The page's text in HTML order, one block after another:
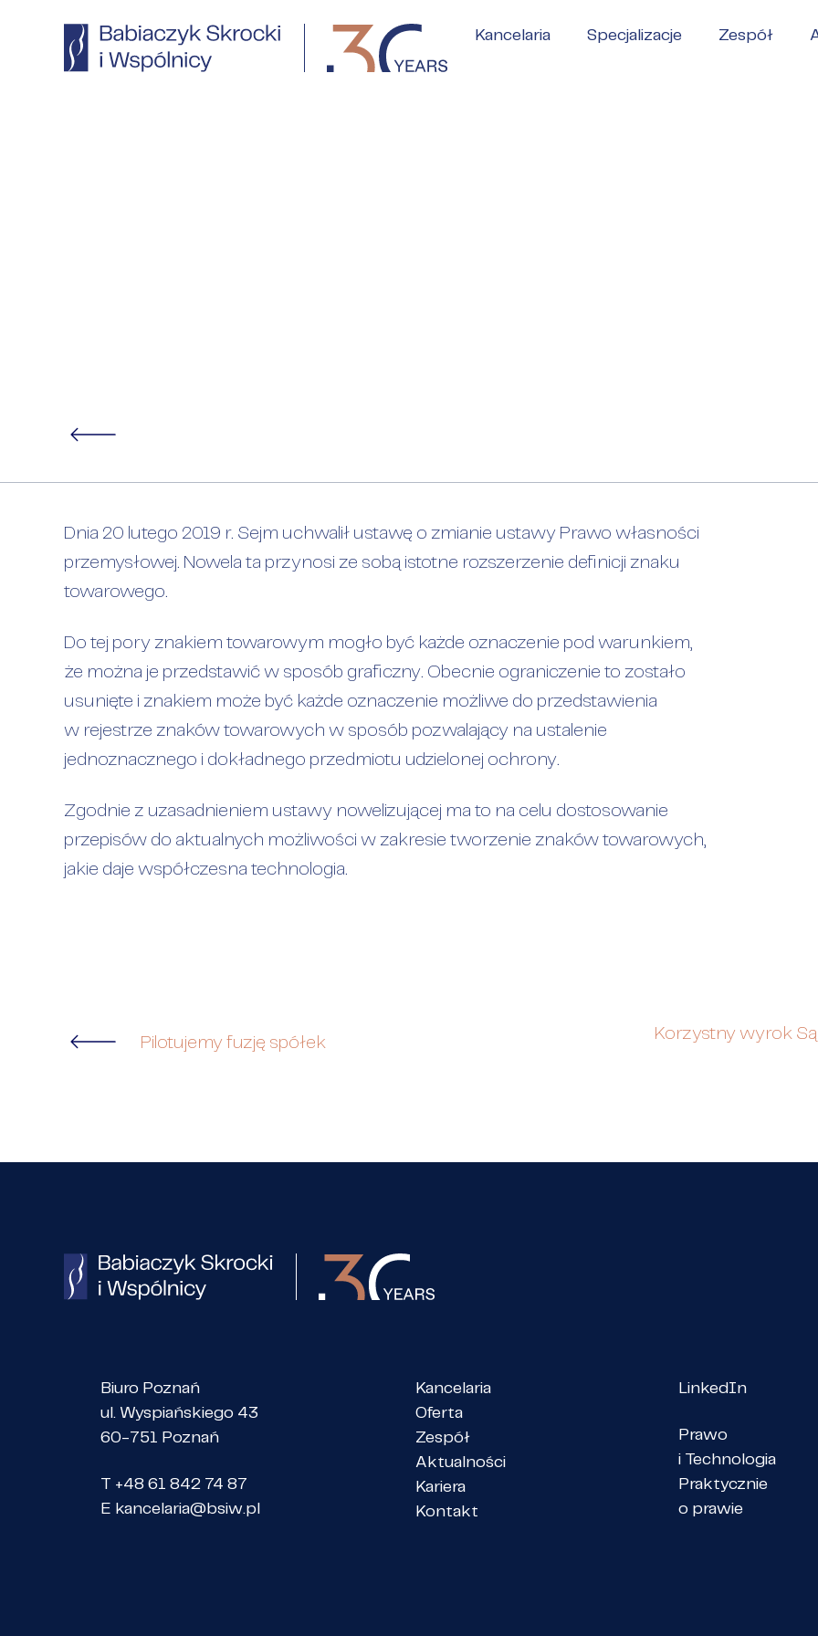
Kancelaria Specjalizacje Zespół
Zmiany znakach
Dnia 20 lutego 2019 r. Sejm uchwalił ustawę o zmianie ustawy Prawo własności
przemysłowej. Nowela ta przynosi ze sobą istotne rozszerzenie definicji znaku
towarowego.
Do tej pory znakiem towarowym mogło być każde oznaczenie pod warunkiem,
że można je przedstawić w sposób graficzny. Obecnie ograniczenie to zostało
usunięte i znakiem może być każde oznaczenie możliwe do przedstawienia
w rejestrze znaków towarowych w sposób pozwalający na ustalenie
jednoznacznego i dokładnego przedmiotu udzielonej ochrony.
Zgodnie z uzasadnieniem ustawy nowelizującej ma to na celu dostosowanie
przepisów do aktualnych możliwości w zakresie tworzenie znaków towarowych,
jakie daje współczesna technologia.
Pilotujemy fuzję spółek
Korzystny wyrok
Biuro Poznań
ul. Wyspiańskiego 43
60-751 Poznań
T +48 61 842 74 87
E kancelaria@bsiw.pl
Kancelaria
Oferta
Zespół
Aktualności
Kariera
Kontakt
LinkedIn
Prawo
i Technologia
Praktycznie
o prawie